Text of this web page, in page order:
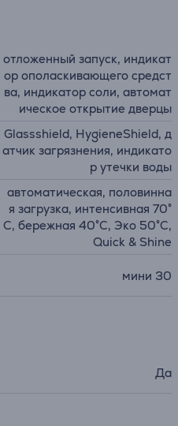
отложенный запуск, индикат
ор ополаскивающего средст
ва, индикатор соли, автомат
ическое открытие дверцы
Glassshield, HygieneShield, д
атчик загрязнения, индикато
р утечки воды
автоматическая, половинна
я загрузка, интенсивная 70°
C, бережная 40°C, Эко 50°C,
Quick & Shine
мини 30
Да